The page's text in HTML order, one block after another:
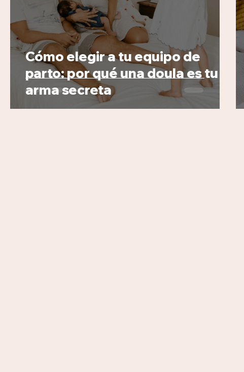
Cómo elegir a tu equipo de
parto: por qué una doula es tu
arma secreta